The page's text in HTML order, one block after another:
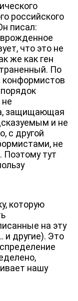
российского
писал:
что это не
же как ген
По
конформистов
защищающая
и не
с другой
не
тут
которую
на эту
другие). Это
нашу